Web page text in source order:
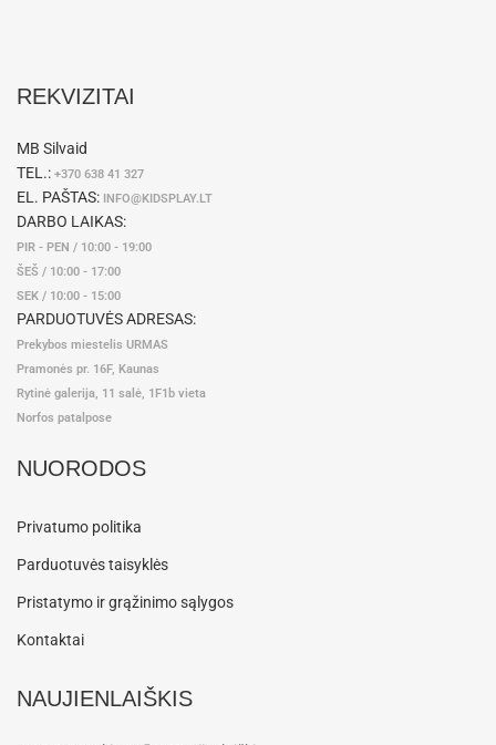
REKVIZITAI
MB Silvaid
TEL.: +370 638 41 327
EL. PAŠTAS: INFO@KIDSPLAY.LT
DARBO LAIKAS:
PIR - PEN / 10:00 - 19:00
ŠEŠ / 10:00 - 17:00
SEK / 10:00 - 15:00
PARDUOTUVĖS ADRESAS:
Prekybos miestelis URMAS
Pramonės pr. 16F, Kaunas
Rytinė galerija, 11 salė, 1F1b vieta
Norfos patalpose
NUORODOS
Privatumo politika
Parduotuvės taisyklės
Pristatymo ir grąžinimo sąlygos
Kontaktai
NAUJIENLAIŠKIS